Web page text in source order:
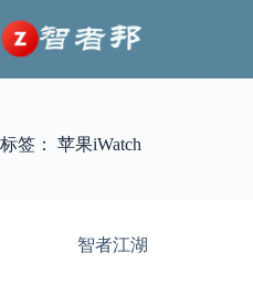
至
内
容
标签： 苹果iWatch
智者江湖